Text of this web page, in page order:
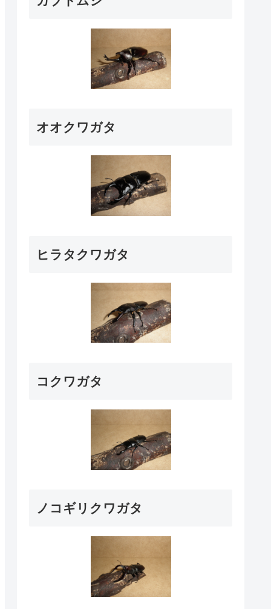
オオクワガタ
ヒラタクワガタ
コクワガタ
ノコギリクワガタ